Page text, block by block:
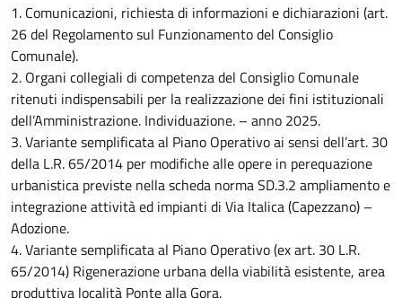
1. Comunicazioni, richiesta di informazioni e dichiarazioni (art.
26 del Regolamento sul Funzionamento del Consiglio
Comunale).
2. Organi collegiali di competenza del Consiglio Comunale
ritenuti indispensabili per la realizzazione dei fini istituzionali
dell’Amministrazione. Individuazione. – anno 2025.
3. Variante semplificata al Piano Operativo ai sensi dell’art. 30
della L.R. 65/2014 per modifiche alle opere in perequazione
urbanistica previste nella scheda norma SD.3.2 ampliamento e
integrazione attività ed impianti di Via Italica (Capezzano) –
Adozione.
4. Variante semplificata al Piano Operativo (ex art. 30 L.R.
65/2014) Rigenerazione urbana della viabilità esistente, area
produttiva località Ponte alla Gora.